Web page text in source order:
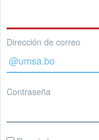
Dirección de correo
Contraseña